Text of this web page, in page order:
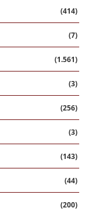
(414)
(7)
(1.561)
(3)
(256)
(3)
(143)
(44)
(200)